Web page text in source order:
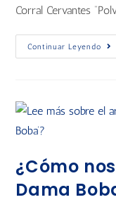
Corral Cervantes
Continuar Leyendo
¿Cómo
Dama